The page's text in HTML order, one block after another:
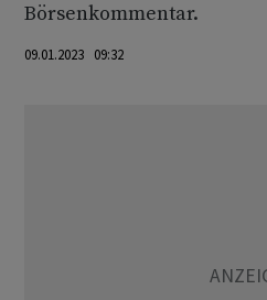
Börsenkommentar.
09.01.2023 09:32